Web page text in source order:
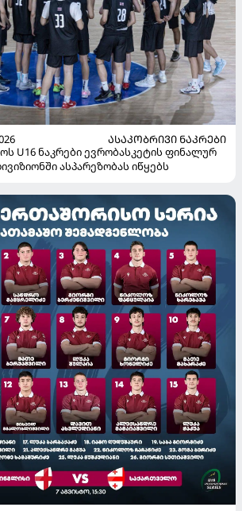
ᲐᲡᲐᲙᲝᲑᲠᲘᲕᲘ ᲜᲐᲙᲠᲔᲑᲘ
U16 ნაკრები ევრობასკეტის ფინალურ
ასპარეზობას იწყებს